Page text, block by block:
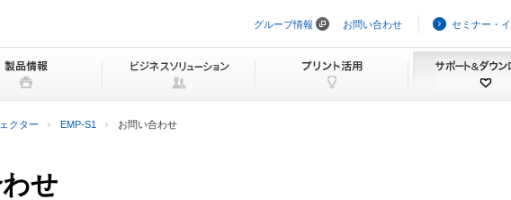
ビ
ョ
グループ情報 お問い合わせ セミナー・
クター EMP-S1 お問い合わせ
せ